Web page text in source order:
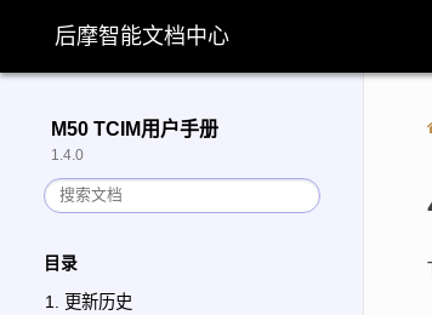
后摩智能文档中心
M50 TCIM用户手册
1.4.0
目录
1. 更新历史